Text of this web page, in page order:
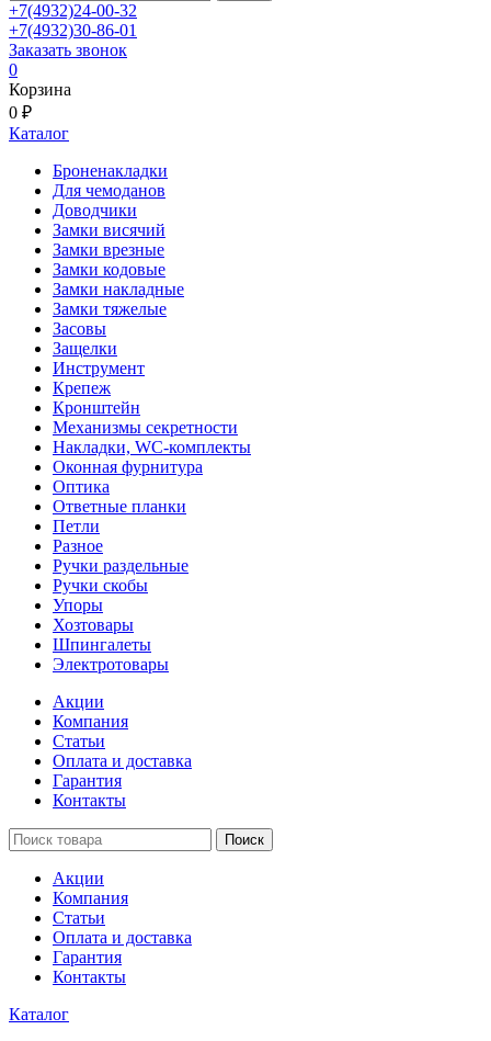
+7(4932)24-00-32
+7(4932)30-86-01
Заказать звонок
0
Корзина
0 ₽
Каталог
Броненакладки
Для чемоданов
Доводчики
Замки висячий
Замки врезные
Замки кодовые
Замки накладные
Замки тяжелые
Засовы
Защелки
Инструмент
Крепеж
Кронштейн
Механизмы секретности
Накладки, WC-комплекты
Оконная фурнитура
Оптика
Ответные планки
Петли
Разное
Ручки раздельные
Ручки скобы
Упоры
Хозтовары
Шпингалеты
Электротовары
Акции
Компания
Статьи
Оплата и доставка
Гарантия
Контакты
Поиск
Акции
Компания
Статьи
Оплата и доставка
Гарантия
Контакты
Каталог